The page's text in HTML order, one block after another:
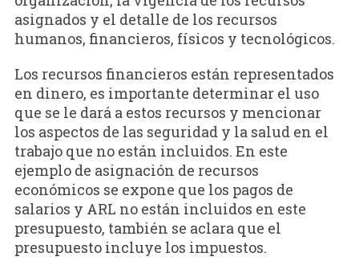
asignados y el detalle de los recursos
humanos, financieros, físicos y tecnológicos.
Los recursos financieros están representados
en dinero, es importante determinar el uso
que se le dará a estos recursos y mencionar
los aspectos de las seguridad y la salud en el
trabajo que no están incluidos. En este
ejemplo de asignación de recursos
económicos se expone que los pagos de
salarios y ARL no están incluidos en este
presupuesto, también se aclara que el
presupuesto incluye los impuestos.